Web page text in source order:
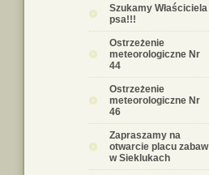
Szukamy Właściciela
psa!!!
Ostrzeżenie
meteorologiczne Nr
44
Ostrzeżenie
meteorologiczne Nr
46
Zapraszamy na
otwarcie placu zabaw
w Sieklukach